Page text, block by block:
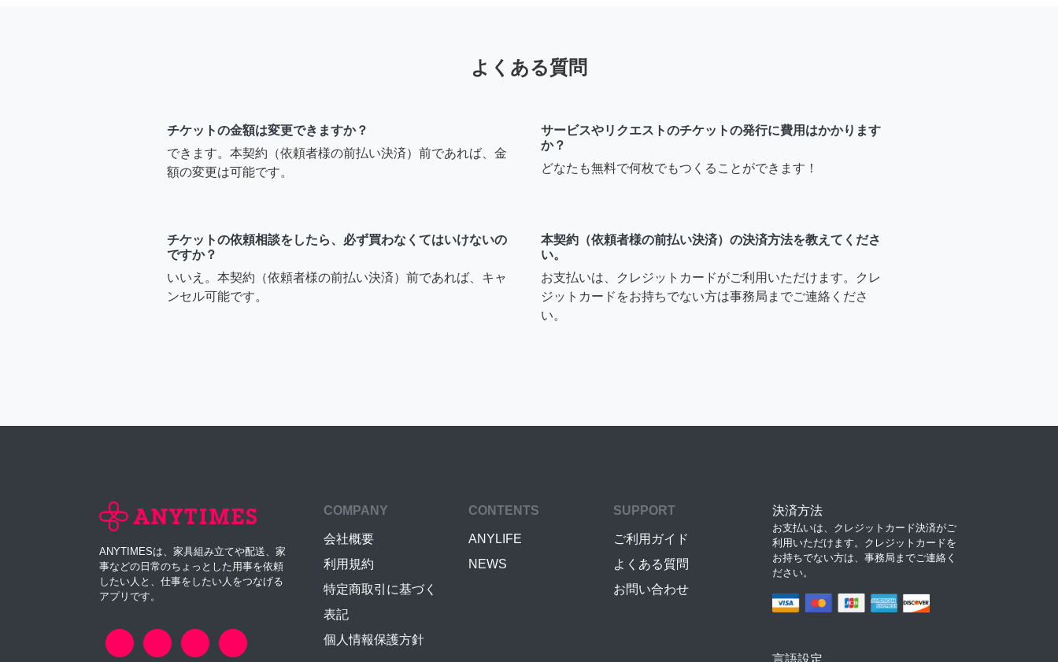
よくある質問
チケットの金額は変更できますか？
できます。本契約（依頼者様の前払い決済）前であれば、金
額の変更は可能です。
サービスやリクエストのチケットの発行に費用はかかります
か？
どなたも無料で何枚でもつくることができます！
チケットの依頼相談をしたら、必ず買わなくてはいけないの
ですか？
いいえ。本契約（依頼者様の前払い決済）前であれば、キャ
ンセル可能です。
本契約（依頼者様の前払い決済）の決済方法を教えてくださ
い。
お支払いは、クレジットカードがご利用いただけます。クレ
ジットカードをお持ちでない方は事務局までご連絡くださ
い。
ANYTIMESは、家具組み立てや配送、家
事などの日常のちょっとした用事を依頼
したい人と、仕事をしたい人をつなげる
アプリです。
COMPANY
会社概要
利用規約
特定商取引に基づく
表記
個人情報保護方針
CONTENTS
ANYLIFE
NEWS
SUPPORT
ご利用ガイド
よくある質問
お問い合わせ
決済方法
お支払いは、クレジットカード決済がご
利用いただけます。クレジットカードを
お持ちでない方は、事務局までご連絡く
ださい。
言語設定